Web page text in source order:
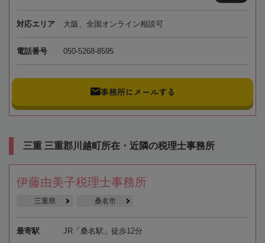
対応エリア 大阪、全国オンライン相談可
電話番号 050-5268-8595
事務所にメールする
三重 三重郡川越町所在・近隣の税理士事務所
伊藤由美子税理士事務所
三重県 桑名市
最寄駅 JR「桑名駅」徒歩12分